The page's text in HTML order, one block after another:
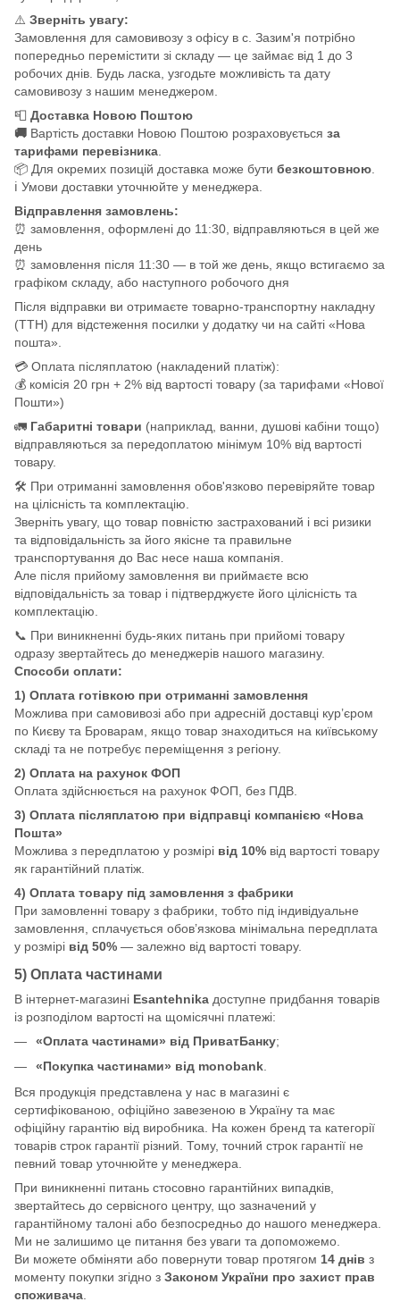
⚠️ Зверніть увагу:
Замовлення для самовивозу з офісу в с. Зазим'я потрібно
попередньо перемістити зі складу — це займає від 1 до 3
робочих днів. Будь ласка, узгодьте можливість та дату
самовивозу з нашим менеджером.
📮 Доставка Новою Поштою
🚚 Вартість доставки Новою Поштою розраховується за
тарифами перевізника.
📦 Для окремих позицій доставка може бути безкоштовною.
ℹ️ Умови доставки уточнюйте у менеджера.
Відправлення замовлень:
⏰ замовлення, оформлені до 11:30, відправляються в цей же
день
⏰ замовлення після 11:30 — в той же день, якщо встигаємо за
графіком складу, або наступного робочого дня
Після відправки ви отримаєте товарно-транспортну накладну
(ТТН) для відстеження посилки у додатку чи на сайті «Нова
пошта».
💳 Оплата післяплатою (накладений платіж):
💰 комісія 20 грн + 2% від вартості товару (за тарифами «Нової
Пошти»)
🚛 Габаритні товари (наприклад, ванни, душові кабіни тощо)
відправляються за передоплатою мінімум 10% від вартості
товару.
🛠️ При отриманні замовлення обов'язково перевіряйте товар
на цілісність та комплектацію.
Зверніть увагу, що товар повністю застрахований і всі ризики
та відповідальність за його якісне та правильне
транспортування до Вас несе наша компанія.
Але після прийому замовлення ви приймаєте всю
відповідальність за товар і підтверджуєте його цілісність та
комплектацію.
📞 При виникненні будь-яких питань при прийомі товару
одразу звертайтесь до менеджерів нашого магазину.
Способи оплати:
1) Оплата готівкою при отриманні замовлення
Можлива при самовивозі або при адресній доставці кур’єром
по Києву та Броварам, якщо товар знаходиться на київському
складі та не потребує переміщення з регіону.
2) Оплата на рахунок ФОП
Оплата здійснюється на рахунок ФОП, без ПДВ.
3) Оплата післяплатою при відправці компанією «Нова
Пошта»
Можлива з передплатою у розмірі від 10% від вартості товару
як гарантійний платіж.
4) Оплата товару під замовлення з фабрики
При замовленні товару з фабрики, тобто під індивідуальне
замовлення, сплачується обов’язкова мінімальна передплата
у розмірі від 50% — залежно від вартості товару.
5) Оплата частинами
В інтернет-магазині Esantehnika доступне придбання товарів
із розподілом вартості на щомісячні платежі:
«Оплата частинами» від ПриватБанку;
«Покупка частинами» від monobank.
Вся продукція представлена у нас в магазині є
сертифікованою, офіційно завезеною в Україну та має
офіційну гарантію від виробника. На кожен бренд та категорії
товарів строк гарантії різний. Тому, точний строк гарантії не
певний товар уточнюйте у менеджера.
При виникненні питань стосовно гарантійних випадків,
звертайтесь до сервісного центру, що зазначений у
гарантійному талоні або безпосредньо до нашого менеджера.
Ми не залишимо це питання без уваги та допоможемо.
Ви можете обміняти або повернути товар протягом 14 днів з
моменту покупки згідно з Законом України про захист прав
споживача